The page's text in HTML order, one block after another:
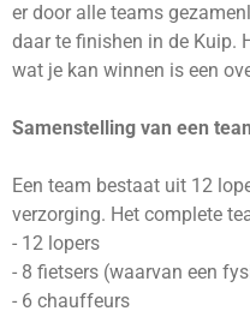
er door alle teams
daar te finishen in de Kuip.
wat je kan winnen is een
Samenstelling van een
Een team bestaat uit 12
verzorging. Het complete
- 12 lopers
- 8 fietsers (waarvan een
- 6 chauffeurs